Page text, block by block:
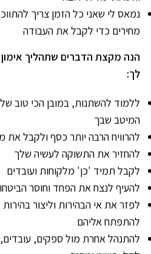
נמאס לי שאני כל הזמן צריך
מחירים כדי לקבל את העבודה
הנה מקצת הדברים שתהליך
לך:
ללמוד להשתנות, במובן הכי טוב
המיטב שבך
להרוויח הרבה יותר כסף ולקבל את
להחזיר את התשוקה לעשיה שלך
לקבל תמיד 'כן' מלקוחות ועובדים
להעיף לנצח את הפחד וחוסר
לפזר את אי הבהירות וליצור
להתפתח אליהם
להתנהל אחרת מול ספקים,